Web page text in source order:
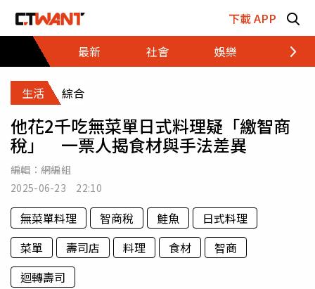
下載 APP
最新
社會 娛樂 財經
生活 綜合
他花2千吃無菜單日式料理疑「繳智商
稅」 一票人揭食材與手法差異
編輯： 網編組
2025-06-23 22:10
無菜單料理 智商稅 鮭魚
日式料理
菜單
壽司店 料理 食材
智商
迴轉壽司